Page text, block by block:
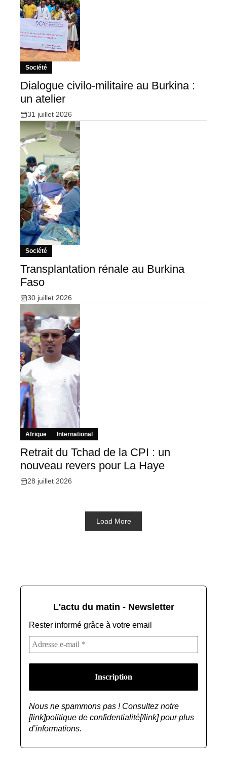
Société
Dialogue civilo-militaire au Burkina :
un atelier
31 juillet 2026
Société
Transplantation rénale au Burkina
Faso
30 juillet 2026
Afrique International
Retrait du Tchad de la CPI : un
nouveau revers pour La Haye
28 juillet 2026
Load More
L'actu du matin - Newsletter
Rester informé grâce à votre email
Nous ne spammons pas ! Consultez notre
[link]politique de confidentialité[/link] pour plus
d’informations.